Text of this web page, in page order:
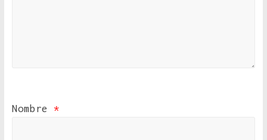
Nombre *